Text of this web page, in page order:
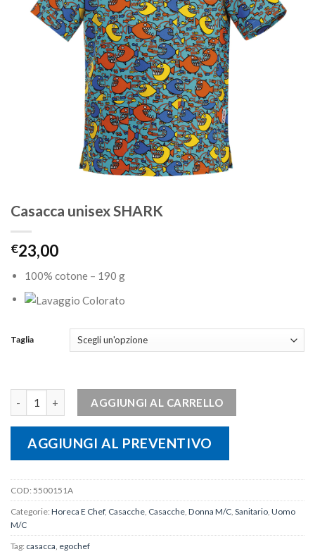
Casacca unisex SHARK
€23,00
100% cotone – 190 g
Taglia
AGGIUNGI AL CARRELLO
AGGIUNGI AL PREVENTIVO
COD: 5500151A
Categorie: Horeca E Chef, Casacche, Casacche, Donna M/C, Sanitario, Uomo
M/C
Tag: casacca, egochef